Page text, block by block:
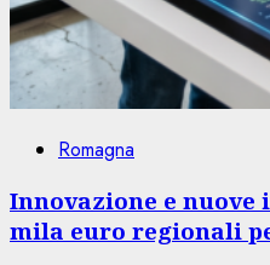
Romagna
Innovazione e nuove
mila euro regionali